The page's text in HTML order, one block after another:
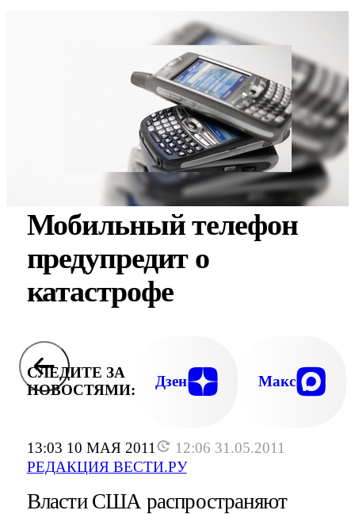
13:03 10 МАЯ 2011
12:06 31.05.2011
РЕДАКЦИЯ ВЕСТИ.РУ
Мобильный телефон
предупредит о
катастрофе
СЛЕДИТЕ ЗА
НОВОСТЯМИ:
Дзен Макс
Власти США распространяют